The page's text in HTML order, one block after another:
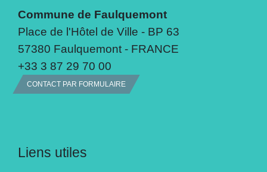
Commune de Faulquemont
Place de l'Hôtel de Ville - BP 63
57380 Faulquemont - FRANCE
+33 3 87 29 70 00
CONTACT PAR FORMULAIRE
Liens utiles